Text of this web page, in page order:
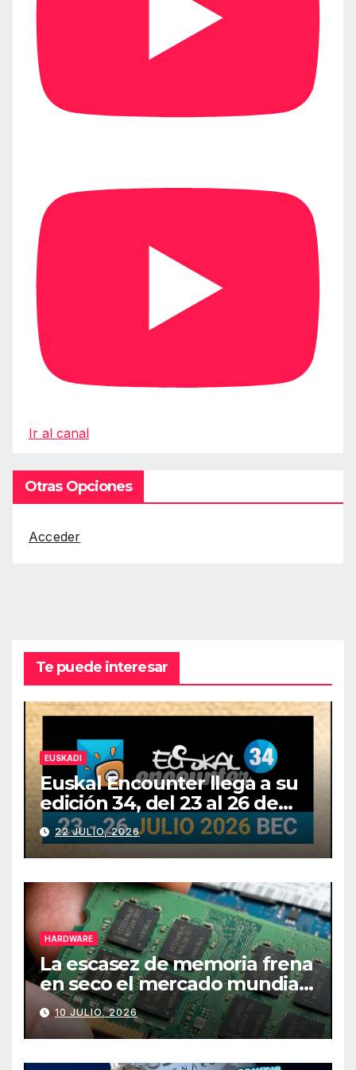
Ir al canal
Otras Opciones
Acceder
Te puede interesar
EUSKADI
Euskal Encounter llega a su
edición 34, del 23 al 26 de
julio
22 JULIO, 2026
HARDWARE
La escasez de memoria frena
en seco el mercado mundial
de PCs
10 JULIO, 2026